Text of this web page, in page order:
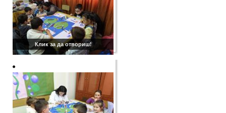
Клик за да отвориш!